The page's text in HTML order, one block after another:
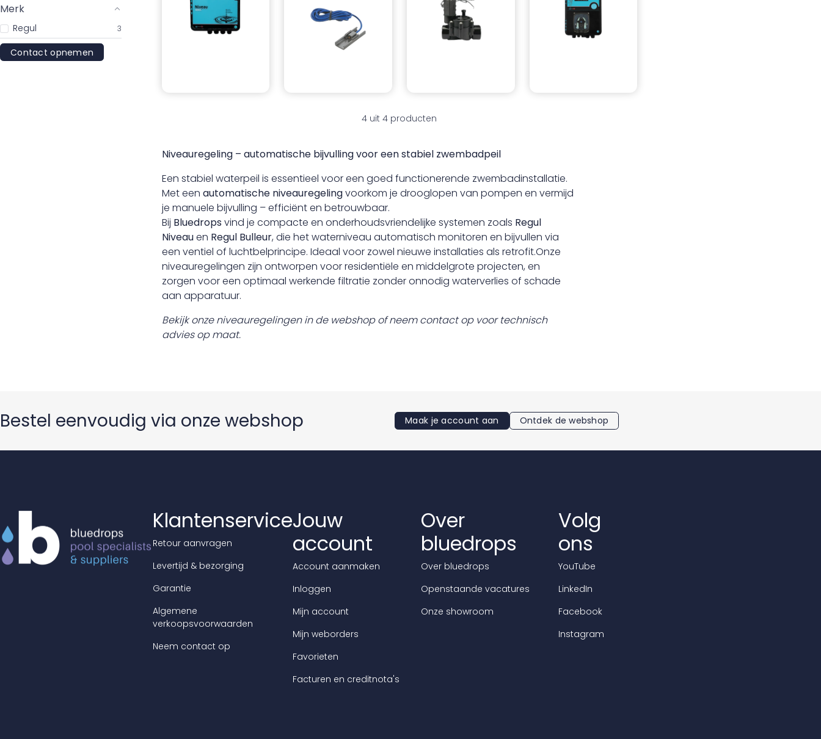
Merk
Regul 3
Contact opnemen
4 uit 4 producten
Niveauregeling – automatische bijvulling voor een stabiel zwembadpeil
Een stabiel waterpeil is essentieel voor een goed functionerende zwembadinstallatie.
Met een automatische niveauregelingvoorkom je drooglopen van pompen en vermijd
je manuele bijvulling – efficiënt en betrouwbaar.
Bij Bluedrops vind je compacte en onderhoudsvriendelijke systemen zoals Regul
Niveauen Regul Bulleur, die het waterniveau automatisch monitoren en bijvullen via
een ventiel of luchtbelprincipe. Ideaal voor zowel nieuwe installaties als retrofit.Onze
niveauregelingen zijn ontworpen voor residentiële en middelgrote projecten, en
zorgen voor een optimaal werkende filtratie zonder onnodig waterverlies of schade
aan apparatuur.
Bekijk onze niveauregelingen in de webshop of neem contact op voor technisch
advies op maat.
Bestel eenvoudig via onze webshop Maak je account aan Ontdek de webshop
Klantenservice
Retour aanvragen
Levertijd & bezorging
Garantie
Algemene
verkoopsvoorwaarden
Neem contact op
Jouw
account
Account aanmaken
Inloggen
Mijn account
Mijn weborders
Favorieten
Facturen en creditnota's
Over
bluedrops
Over bluedrops
Openstaande vacatures
Onze showroom
Volg
ons
YouTube
LinkedIn
Facebook
Instagram